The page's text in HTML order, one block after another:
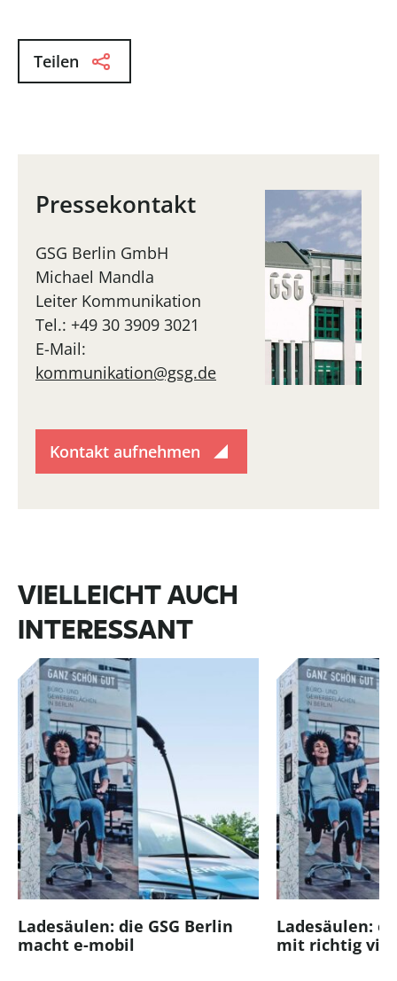
Teilen
Pressekontakt
GSG Berlin GmbH
Michael Mandla
Leiter Kommunikation
Tel.: +49 30 3909 3021
E-Mail:
kommunikation@gsg.de
Kontakt aufnehmen
VIELLEICHT AUCH
INTERESSANT
Ladesäulen: die GSG Berlin
macht e-mobil
Ladesäulen:
mit richtig viel